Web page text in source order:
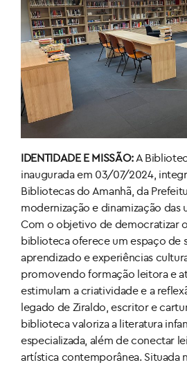
IDENTIDADE E MISSÃO: A
inaugurada em 03/07/2024,
Bibliotecas do Amanhã, da
modernização e dinamização das
Com o objetivo de democratizar
biblioteca oferece um espaço de
aprendizado e experiências
promovendo formação leitora e
estimulam a criatividade e a
legado de Ziraldo, escritor e
biblioteca valoriza a literatura
especializada, além de conectar
artística contemporânea. Situada